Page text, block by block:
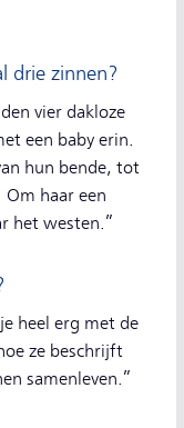
drie zinnen?
vier dakloze
een baby erin.
hun bende, tot
haar een
het westen.”
heel erg met de
ze beschrijft
samenleven.”